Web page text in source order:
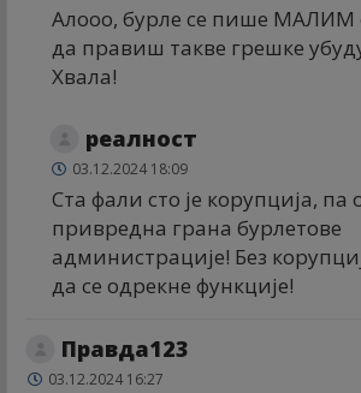
Алооо, бурле се пише МАЛИМ
да правиш такве грешке
Хвала!
реалност
03.12.2024 18:09
Ста фали сто је корупција, па
привредна грана бурлетове
администрације! Без
да се одрекне функције!
Правда123
03.12.2024 16:27